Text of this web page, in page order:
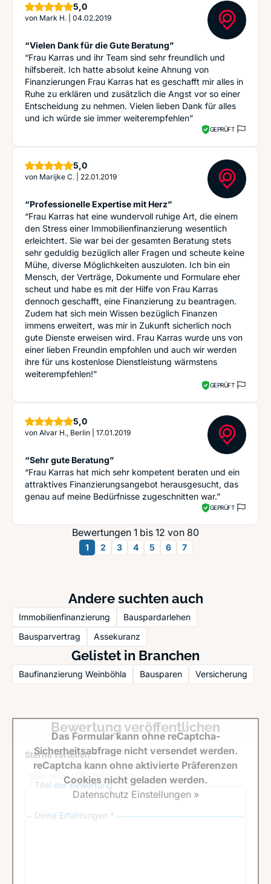
5,0Sterne
von Mark H. 04.02.2019
“Vielen Dank für die Gute Beratung”
“Frau Karras und ihr Team sind sehr freundlich und
hilfsbereit. Ich hatte absolut keine Ahnung von
Finanzierungen Frau Karras hat es geschafft mir alles in
Ruhe zu erklären und zusätzlich die Angst vor so einer
Entscheidung zu nehmen. Vielen lieben Dank für alles
und ich würde sie immer weiterempfehlen”
GEPRÜFT
5,0Sterne
von Marijke C. 22.01.2019
“Professionelle Expertise mit Herz”
“Frau Karras hat eine wundervoll ruhige Art, die einem
den Stress einer Immobilienfinanzierung wesentlich
erleichtert. Sie war bei der gesamten Beratung stets
sehr geduldig bezüglich aller Fragen und scheute keine
Mühe, diverse Möglichkeiten auszuloten. Ich bin ein
Mensch, der Verträge, Dokumente und Formulare eher
scheut und habe es mit der Hilfe von Frau Karras
dennoch geschafft, eine Finanzierung zu beantragen.
Zudem hat sich mein Wissen bezüglich Finanzen
immens erweitert, was mir in Zukunft sicherlich noch
gute Dienste erweisen wird. Frau Karras wurde uns von
einer lieben Freundin empfohlen und auch wir werden
ihre für uns kostenlose Dienstleistung wärmstens
weiterempfehlen!”
GEPRÜFT
5,0Sterne
von Alvar H., Berlin 17.01.2019
“Sehr gute Beratung”
“Frau Karras hat mich sehr kompetent beraten und ein
attraktives Finanzierungsangebot herausgesucht, das
genau auf meine Bedürfnisse zugeschnitten war.”
GEPRÜFT
Bewertungen 1 bis 12 von 80
1 2 3 4 5 6 7
Andere suchten auch
Immobilienfinanzierung
Bauspardarlehen
Bausparvertrag
Assekuranz
Gelistet in Branchen
Baufinanzierung Weinböhla Bausparen Versicherung
Bewertung veröffentlichen
Sterne verteilen *
Titel der Bewertung
Deine Erfahrungen *
Das Formular kann ohne reCaptcha-
Sicherheitsabfrage nicht versendet werden.
reCaptcha kann ohne aktivierte Präferenzen
Cookies nicht geladen werden.
Datenschutz Einstellungen »